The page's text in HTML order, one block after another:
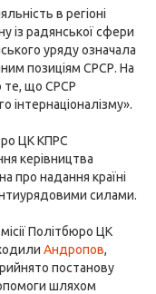
в регіоні
із радянської сфери
уряду означала
позиціям СРСР. На
те, що СРСР
інтернаціоналізму».
ЦК КПРС
керівництва
про надання країні
силами.
Політбюро ЦК
Андропов,
постанову
шляхом